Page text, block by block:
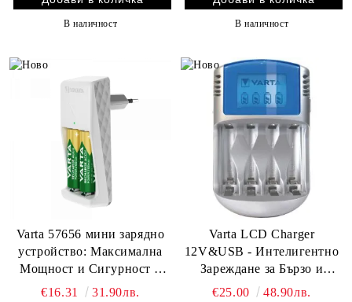
В наличност В наличност
Varta 57656 мини зарядно
устройство: Максимална
Мощност и Сигурност в
Едно, включително 2бр. AA
€16.31 31.90лв.
Varta LCD Charger
12V&USB - Интелигентно
Зареждане за Бързо и
Безопасно Възстановяване
€25.00 48.90лв.